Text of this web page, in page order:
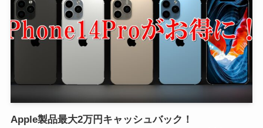
Apple製品最大2万円キャッシュバック！